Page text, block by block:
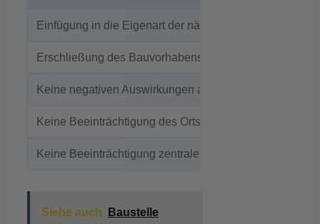
Einfügung in die Eigenart der näheren Umgebung
Erschließung des Bauvorhabens
Keine negativen Auswirkungen auf die gesunden
Keine Beeinträchtigung des Ortsbildes
Keine Beeinträchtigung zentraler Versorgungsbereiche
Siehe auch
Baustelle